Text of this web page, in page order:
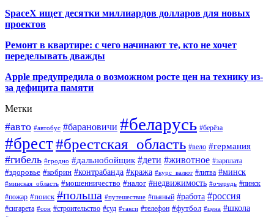
SpaceX ищет десятки миллиардов долларов для новых
проектов
Ремонт в квартире: с чего начинают те, кто не хочет
переделывать дважды
Apple предупредила о возможном росте цен на технику из-
за дефицита памяти
Метки
#авто #автобус #барановичи #беларусь #берёза
#брест#брестская_область #вело #германия
#гибель #гродно #дальнобойщик #дети #животное #зарплата
#здоровье #кобрин #контрабанда #кража #курс_валют #литва #минск
#минская_область #мошенничество #налог #недвижимость #очередь #пинск
#пожар #поиск #польша #путешествие #пьяный #работа #россия
#сигарета #сон #строительство #суд #такси #телефон #футбол #цена #школа